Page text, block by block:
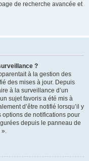
de recherche avancée et
?
à la gestion des
des mises à jour. Depuis
à la surveillance d’un
sujet favoris a été mis à
d’être notifié lorsqu’il y
options de notifications pour
depuis le panneau de
».